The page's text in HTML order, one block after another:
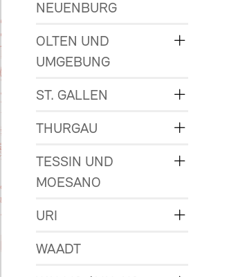
NEUENBURG
OLTEN UND
UMGEBUNG
ST. GALLEN
THURGAU
TESSIN UND
MOESANO
URI
WAADT